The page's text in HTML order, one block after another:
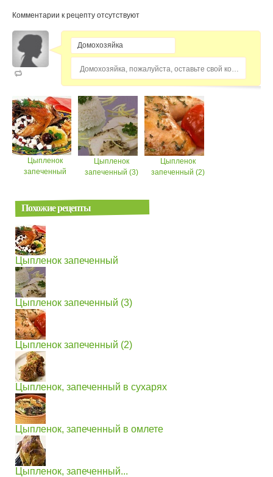
Комментарии к рецепту отсутствуют
Домохозяйка, пожалуйста, оставьте свой комментарий...
Цыпленок
запеченный
Цыпленок
запеченный (3)
Цыпленок
запеченный (2)
Похожие рецепты
Цыпленок запеченный
Цыпленок запеченный (3)
Цыпленок запеченный (2)
Цыпленок, запеченный в сухарях
Цыпленок, запеченный в омлете
Цыпленок, запеченный...